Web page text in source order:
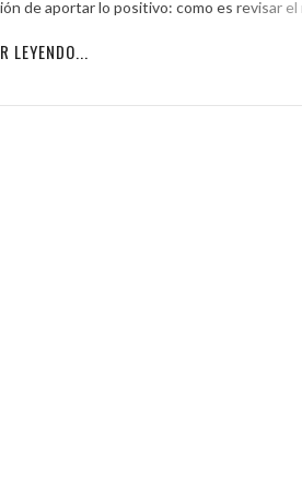
de aportar lo positivo: como es revisar el
LEYENDO...